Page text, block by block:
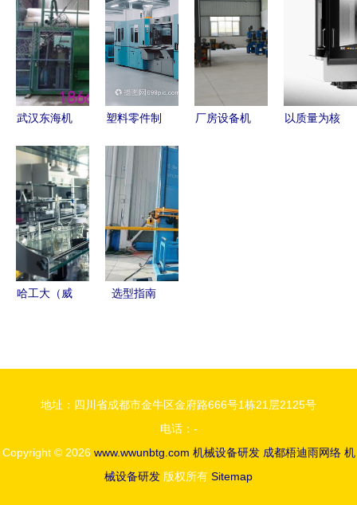
新链条
研发，助力
烘焙产业高
效升级
丨捷尔杰
关注技术研
发，满足市
场需求
备研发的战
略与突破
武汉东海机
播技术与园
林机械的行
业创新者
塑料零件制
下的机械设
备研发之旅
厂房设备机
以质量为核
哈工大（威
理设备引领
发新篇章
选型指南
选
地址：四川省成都市金牛区金府路666号1栋21层2125号
电话：-
Copyright © 2026 www.wwunbtg.com 机械设备研发 成都梧迪雨网络 机
械设备研发 版权所有 Sitemap